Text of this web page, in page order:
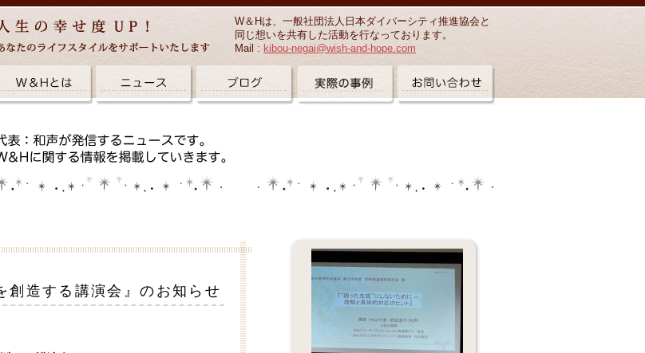
W＆Hは、一般社団法人日本ダイバーシティ推進協会と
同じ想いを共有した活動を行なっております。
Mail : kibou-negai@wish-and-hope.com
造する講演会』のお知らせ